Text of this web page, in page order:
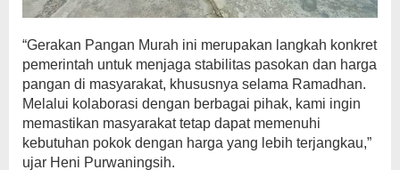
“Gerakan Pangan Murah ini merupakan langkah konkret
pemerintah untuk menjaga stabilitas pasokan dan harga
pangan di masyarakat, khususnya selama Ramadhan.
Melalui kolaborasi dengan berbagai pihak, kami ingin
memastikan masyarakat tetap dapat memenuhi
kebutuhan pokok dengan harga yang lebih terjangkau,”
ujar Heni Purwaningsih.